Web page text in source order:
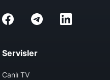
Servisler
Canlı TV